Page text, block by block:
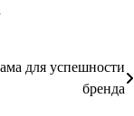
для успешности
бренда